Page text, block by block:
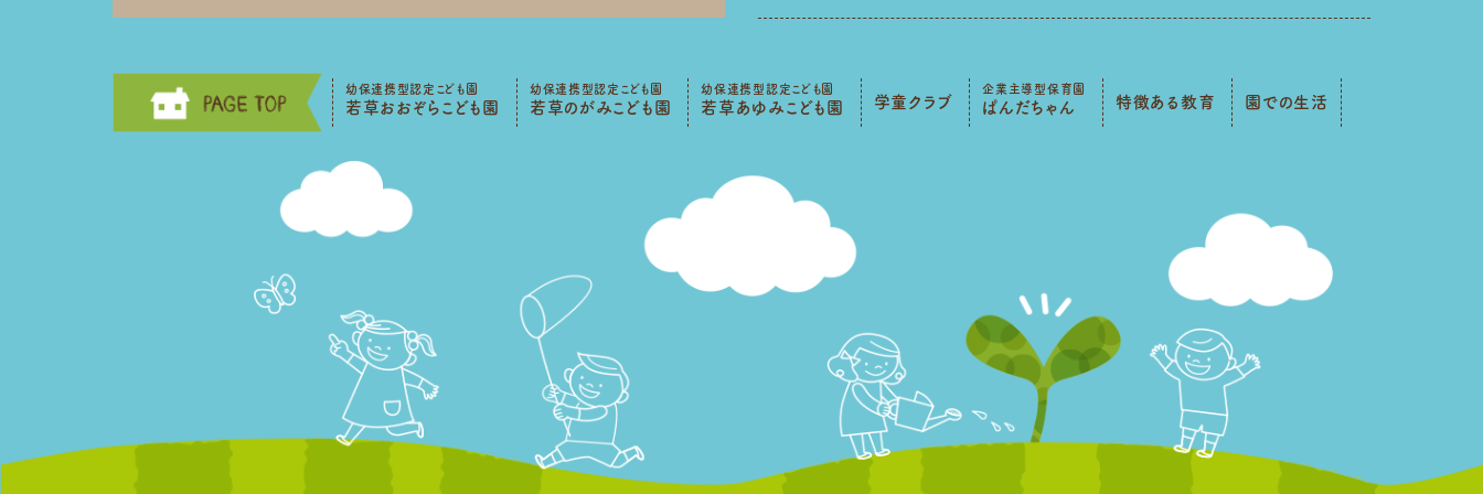
幼保連携型認定こども園
若草おおぞらこども園
幼保連携型認定こども園
若草のがみこども園
幼保連携型認定こども園
若草あゆみこども園 学童クラブ
企業主導型保育園
ぱんだちゃん 特徴ある教育 園での生活